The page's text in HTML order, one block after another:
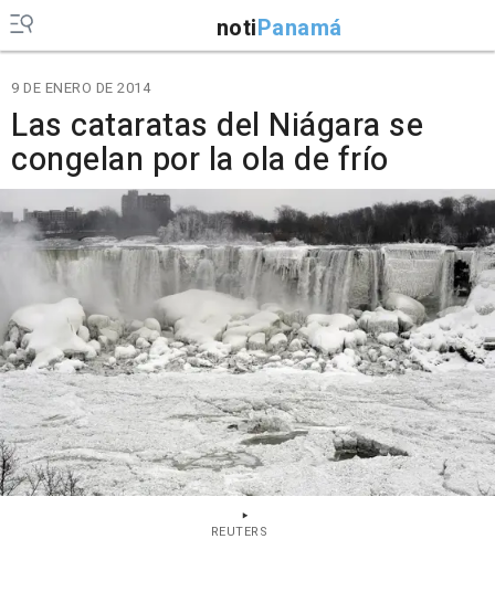
notiPanamá
9 DE ENERO DE 2014
Las cataratas del Niágara se
congelan por la ola de frío
REUTERS